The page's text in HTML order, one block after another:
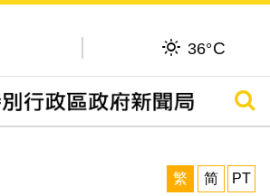
36°C
搜尋
繁
简 PT